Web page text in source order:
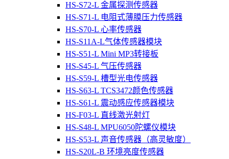
HS-S72-L 金属探测传感器
HS-S71-L 电阻式薄膜压力传感器
HS-S70-L 心率传感器
HS-S11A-L气体传感器模块
HS-S51-L Mini MP3转接板
HS-S45-L 气压传感器
HS-S59-L 槽型光电传感器
HS-S63-L TCS3472颜色传感器
HS-S61-L 震动感应传感器模块
HS-F03-L 直线激光射灯
HS-S48-L MPU6050陀螺仪模块
HS-S53-L 声音传感器（高灵敏度）
HS-S20L-B 环境亮度传感器